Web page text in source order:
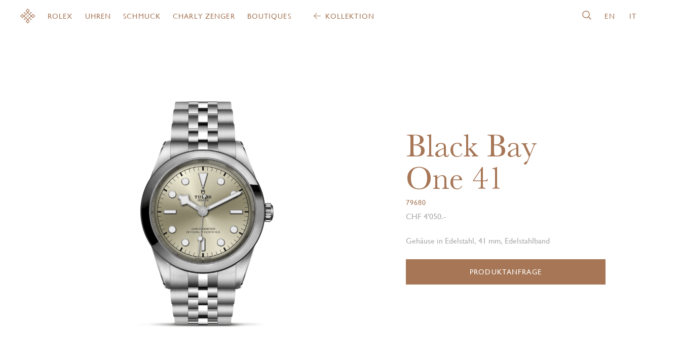
ROLEX UHREN SCHMUCK CHARLY ZENGER BOUTIQUES KOLLEKTION EN IT
Black Bay
One 41
79680
CHF 4'050.-
Gehäuse in Edelstahl, 41 mm, Edelstahlband
PRODUKTANFRAGE